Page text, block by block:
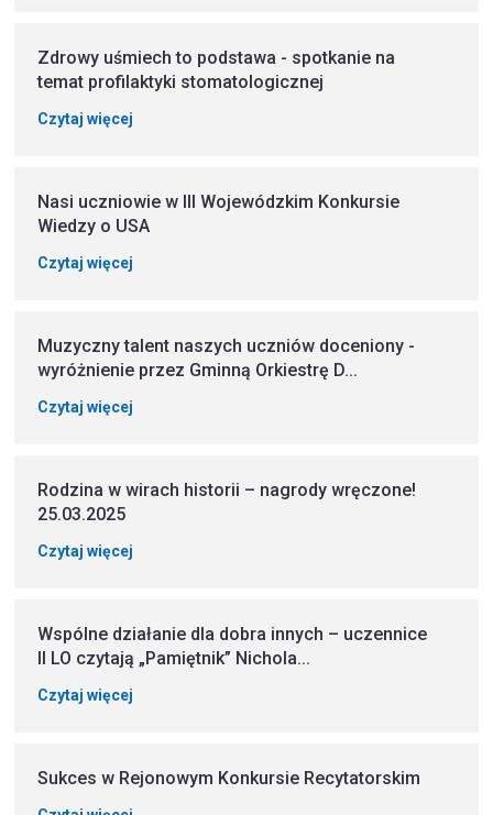
Zdrowy uśmiech to podstawa - spotkanie na
temat profilaktyki stomatologicznej
Czytaj więcej
Nasi uczniowie w III Wojewódzkim Konkursie
Wiedzy o USA
Czytaj więcej
Muzyczny talent naszych uczniów doceniony -
wyróżnienie przez Gminną Orkiestrę D...
Czytaj więcej
Rodzina w wirach historii – nagrody wręczone!
25.03.2025
Czytaj więcej
Wspólne działanie dla dobra innych – uczennice
II LO czytają „Pamiętnik” Nichola...
Czytaj więcej
Sukces w Rejonowym Konkursie Recytatorskim